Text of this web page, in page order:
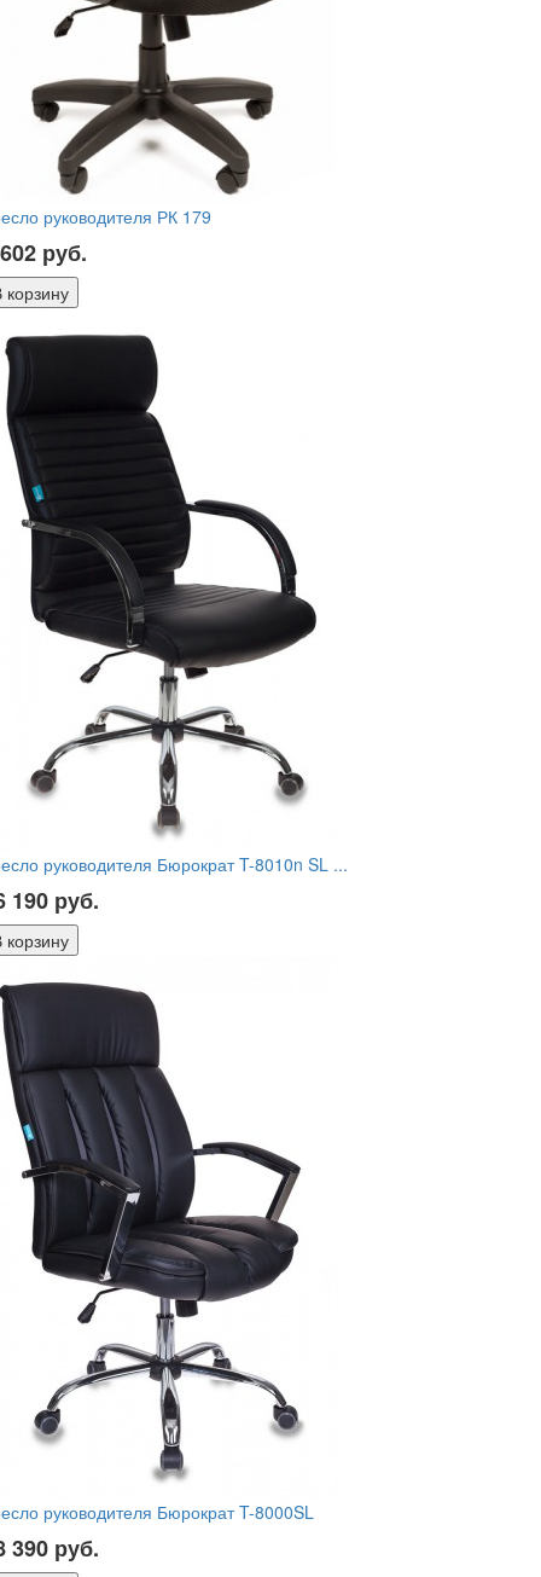
руководителя РК 179
руб.
руководителя Бюрократ T-8010n SL ...
190 руб.
руководителя Бюрократ T-8000SL
390 руб.